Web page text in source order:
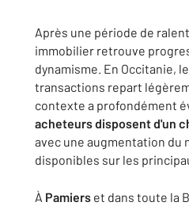
Après une période de
immobilier retrouve
dynamisme. En Occitanie,
transactions repart
contexte a profondément
acheteurs disposent d'un
avec une augmentation du
disponibles sur les
À Pamiers et dans toute la